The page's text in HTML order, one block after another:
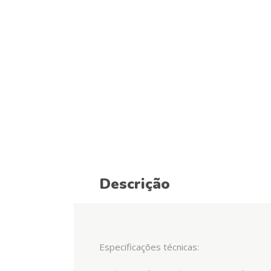
Descrição
Especificações técnicas: